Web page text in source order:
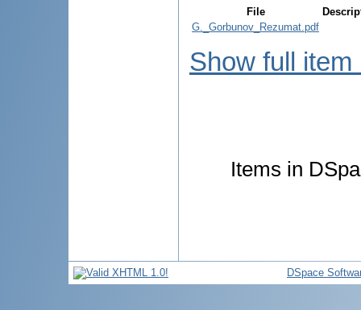
File
G._Gorbunov_Rezumat.pdf
Show full item
Items in
DSpace